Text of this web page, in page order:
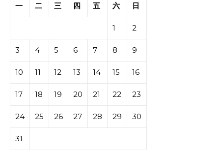
一
二 三 四 五 六 日
1 2
3 4 5 6 7 8 9
10 11 12 13 14 15 16
17 18 19 20 21 22 23
24 25 26 27 28 29 30
31